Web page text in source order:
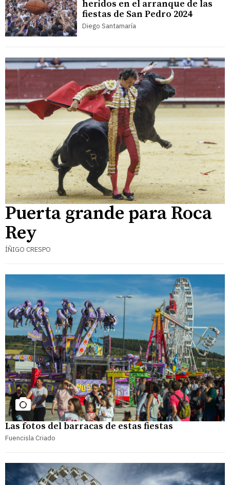
heridos en el arranque de las
fiestas de San Pedro 2024
Diego Santamaría
Puerta grande para Roca
Rey
ÍÑIGO CRESPO
Las fotos del barracas de estas fiestas
Fuencisla Criado